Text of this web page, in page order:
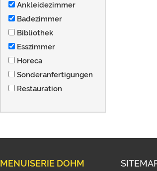
Ankleidezimmer
Badezimmer
Bibliothek
Esszimmer
Horeca
Sonderanfertigungen
Restauration
MENUISERIE DOHM